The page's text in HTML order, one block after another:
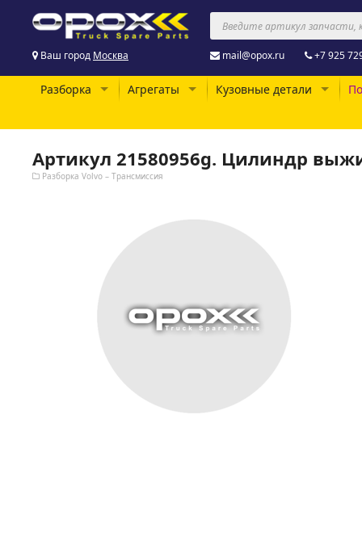
Ваш город Москва mail@opox.ru +7 925
Разборка Агрегаты Кузовные детали
Артикул 21580956g. Цилиндр
Разборка Volvo – Трансмиссия